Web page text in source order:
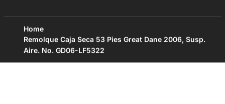
Home
Remolque Caja Seca 53 Pies Great Dane 2006, Susp.
Aire. No. GD06-LF5322